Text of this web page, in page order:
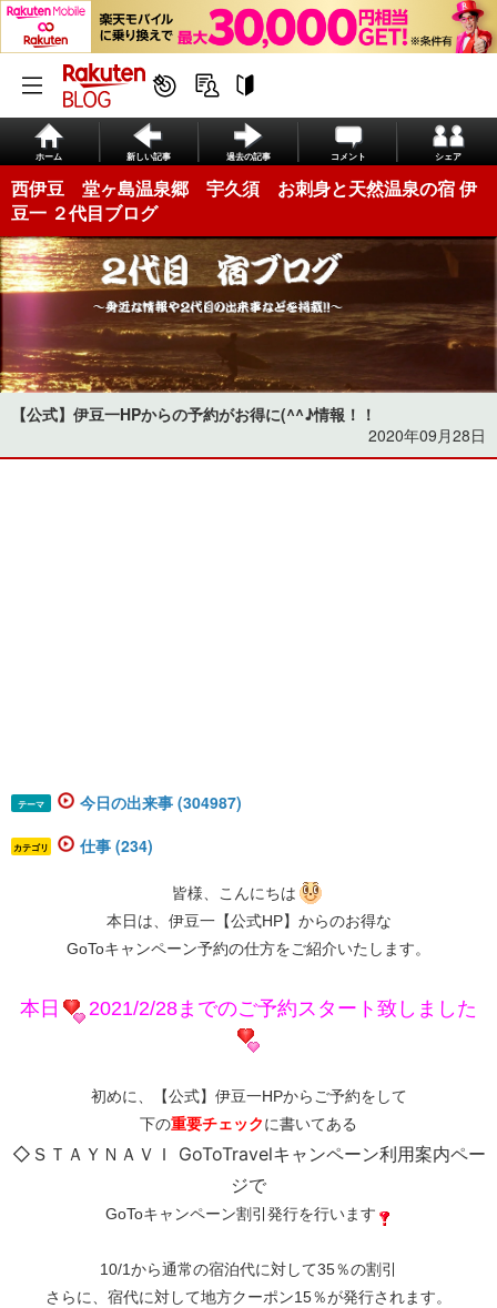
ホーム 新しい記事 過去の記事 コメント シェア
西伊豆 堂ヶ島温泉郷 宇久須 お刺身と天然温泉の宿 伊
豆一 ２代目ブログ
【公式】伊豆一HPからの予約がお得に(^^♪情報！！
2020年09月28日
テーマ 今日の出来事 (304987)
カテゴリ 仕事 (234)
​​​​​​皆様、こんにちは
本日は、伊豆一【公式HP】からのお得な
GoToキャンペーン予約の仕方をご紹介いたします。
本日 2021/2/28までのご予約スタート致しました
初めに、【公式】伊豆一HPからご予約をして
下の重要チェックに書いてある
◇ＳＴＡＹＮＡＶＩ GoToTravelキャンペーン利用案内ペー
ジで
GoToキャンペーン割引発行を行います
10/1から通常の宿泊代に対して35％の割引
さらに、宿代に対して地方クーポン15％が発行されます。